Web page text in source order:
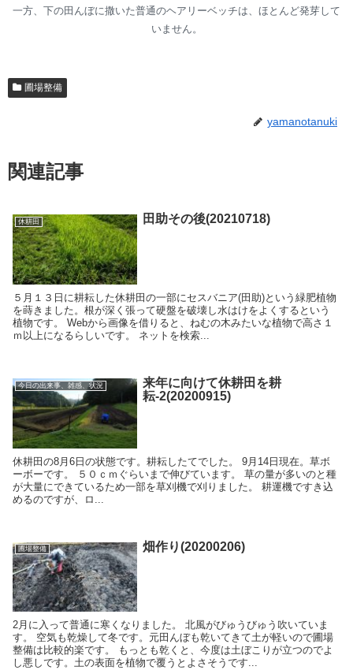
一方、下の田んぼに撒いた普通のヘアリーベッチは、ほとんど発芽して
いません。
圃場整備
yamanotanuki
関連記事
休耕田 田助その後(20210718)
５月１３日に耕耘した休耕田の一部にセスバニア(田助)という緑肥植物
を蒔きました。根が深く張って硬盤を破壊し水はけをよくするという
植物です。 Webから画像を借りると、ねむの木みたいな植物で高さ１
ｍ以上になるらしいです。 ネットを検索...
今日の出来事、雑感、状況
来年に向けて休耕田を耕
耘-2(20200915)
休耕田の8月6日の状態です。耕耘したてでした。 9月14日現在。草ボ
ーボーです。 ５０ｃｍぐらいまで伸びています。 草の量が多いのと種
が大量にできているため一部を草刈機で刈りました。 耕運機ですき込
めるのですが、ロ...
圃場整備 畑作り(20200206)
2月に入って普通に寒くなりました。 北風がびゅうびゅう吹いていま
す。 空気も乾燥して冬です。元田んぼも乾いてきて土が軽いので圃場
整備は比較的楽です。 もっとも乾くと、今度は土ぼこりが立つのでよ
し悪しです。土の表面を植物で覆うとよさそうです...